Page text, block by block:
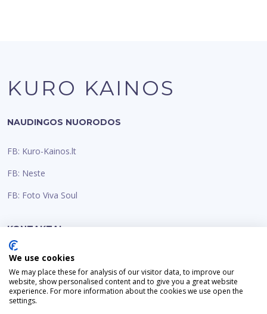
KURO KAINOS
NAUDINGOS NUORODOS
FB: Kuro-Kainos.lt
FB: Neste
FB: Foto Viva Soul
KONTAKTAI
Email: info@kuro-kainos.lt
We use cookies
We may place these for analysis of our visitor data, to improve our
website, show personalised content and to give you a great website
experience. For more information about the cookies we use open the
settings.